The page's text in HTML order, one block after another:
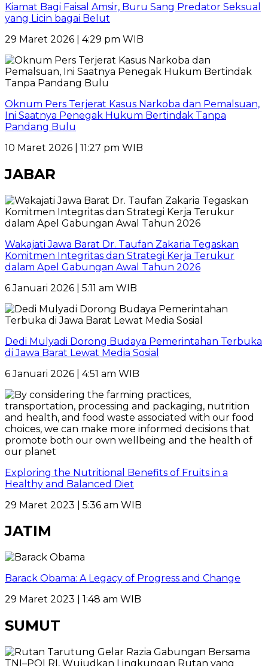
Kiamat Bagi Faisal Amsir, Buru Sang Predator Seksual
yang Licin bagai Belut
29 Maret 2026 | 4:29 pm WIB
Oknum Pers Terjerat Kasus Narkoba dan Pemalsuan,
Ini Saatnya Penegak Hukum Bertindak Tanpa
Pandang Bulu
10 Maret 2026 | 11:27 pm WIB
JABAR
Wakajati Jawa Barat Dr. Taufan Zakaria Tegaskan
Komitmen Integritas dan Strategi Kerja Terukur
dalam Apel Gabungan Awal Tahun 2026
6 Januari 2026 | 5:11 am WIB
Dedi Mulyadi Dorong Budaya Pemerintahan Terbuka
di Jawa Barat Lewat Media Sosial
6 Januari 2026 | 4:51 am WIB
Exploring the Nutritional Benefits of Fruits in a
Healthy and Balanced Diet
29 Maret 2023 | 5:36 am WIB
JATIM
Barack Obama: A Legacy of Progress and Change
29 Maret 2023 | 1:48 am WIB
SUMUT